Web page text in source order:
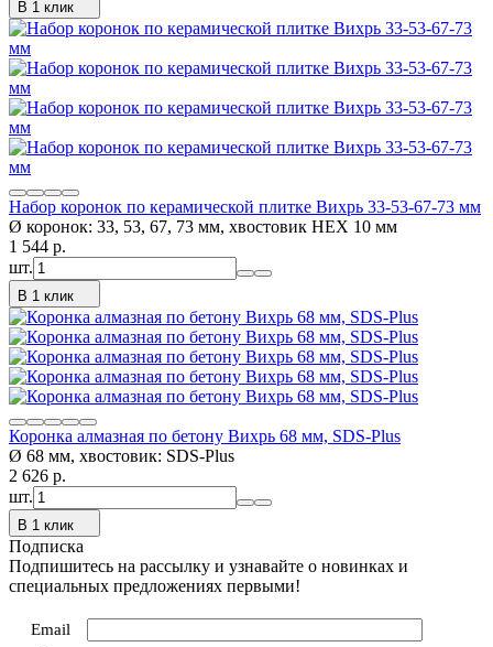
В 1 клик
Набор коронок по керамической плитке Вихрь 33-53-67-73 мм
Ø коронок: 33, 53, 67, 73 мм, хвостовик HEX 10 мм
1 544 p.
шт.
В 1 клик
Коронка алмазная по бетону Вихрь 68 мм, SDS-Plus
Ø 68 мм, хвостовик: SDS-Plus​
2 626 p.
шт.
В 1 клик
Подписка
Подпишитесь на рассылку и узнавайте о новинках и
специальных предложениях первыми!
Email